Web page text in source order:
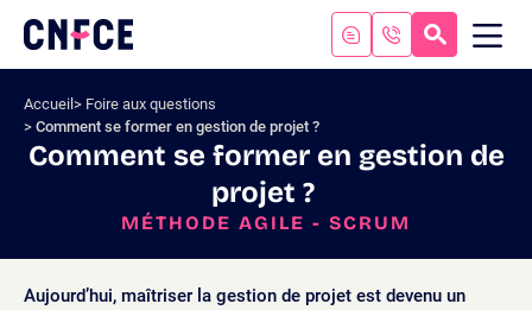
contenu
menu
Aller
Logo
site
Accueil
Foire aux questions
Comment se former en gestion de projet ?
Comment se former en gestion de
projet ?
MÉTHODE AGILE - SCRUM
Aujourd’hui, maîtriser la gestion de projet est devenu un